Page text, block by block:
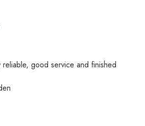
reliable, good service and finished